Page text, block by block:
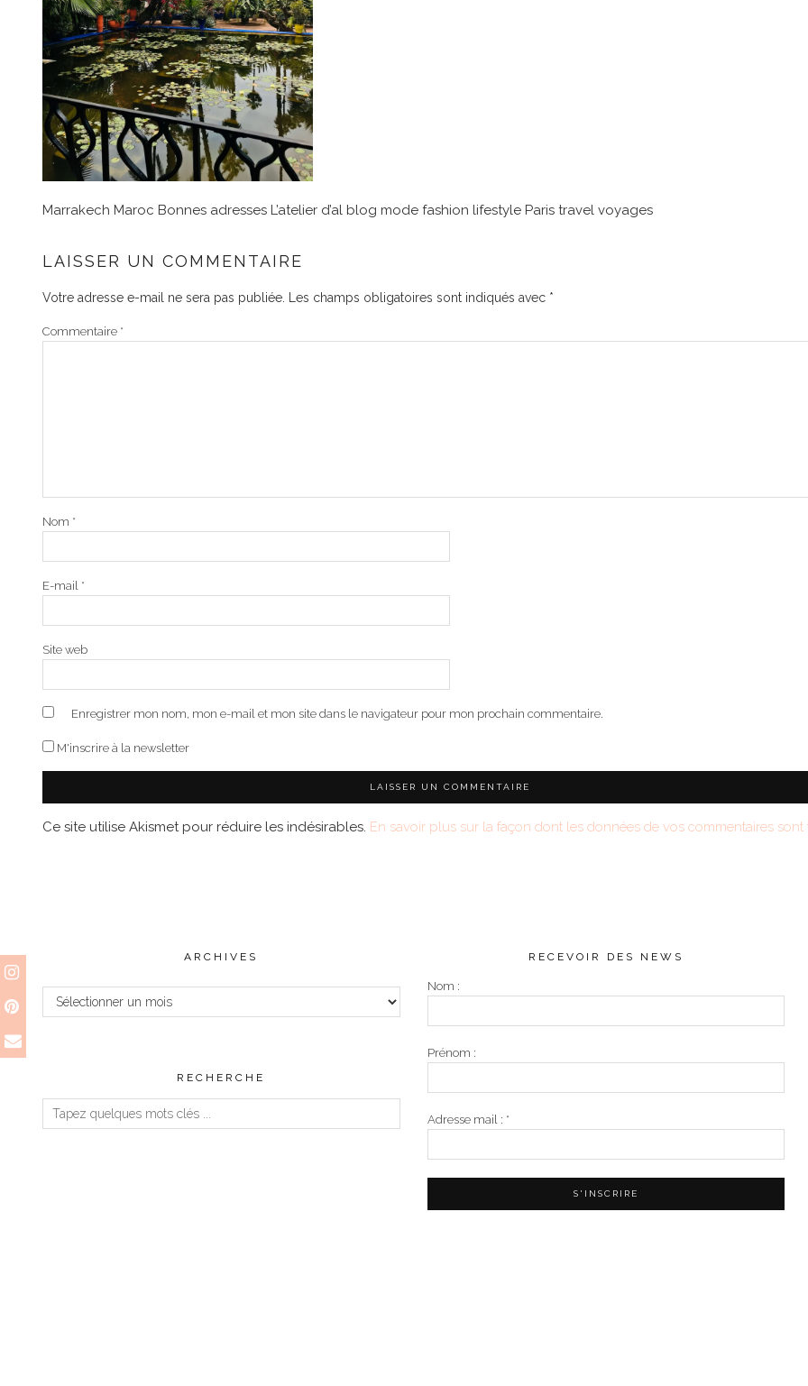
Marrakech Maroc Bonnes adresses L’atelier d’al blog mode fashion lifestyle Paris travel voyages
LAISSER UN COMMENTAIRE
Votre adresse e-mail ne sera pas publiée. Les champs obligatoires sont indiqués avec *
Commentaire *
Nom *
E-mail *
Site web
Enregistrer mon nom, mon e-mail et mon site dans le navigateur pour mon prochain commentaire.
M'inscrire à la newsletter
Ce site utilise Akismet pour réduire les indésirables. En savoir plus sur la façon dont les données de vos commentaires sont
ARCHIVES
Archives
RECHERCHE
RECEVOIR DES NEWS
Nom :
Prénom :
Adresse mail : *